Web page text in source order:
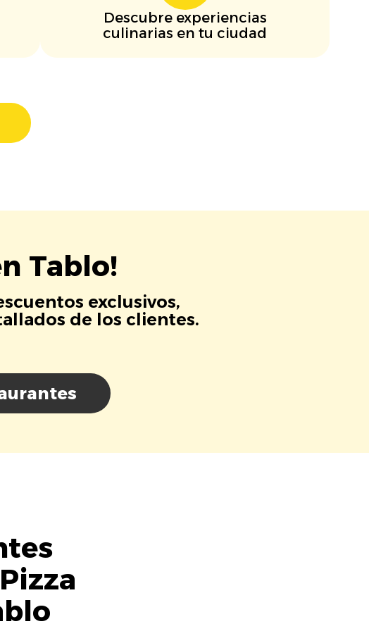
Descubre experiencias
culinarias en tu ciudad
Tablo!
exclusivos,
de los clientes.